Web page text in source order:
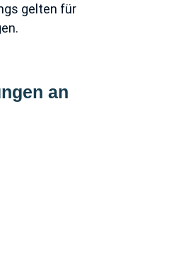
gelten für
an